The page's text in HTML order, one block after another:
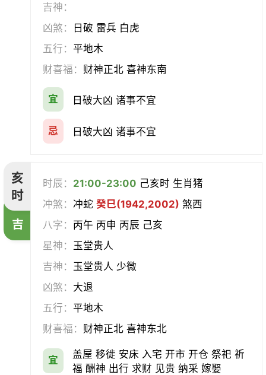
吉神：
凶煞：
日破 雷兵 白虎
五行：平地木
财喜福： 财神正北 喜神东南
宜 日破大凶 诸事不宜
忌 日破大凶 诸事不宜
亥
时
吉
时辰： 21:00-23:00 己亥时 生肖猪
冲煞：冲蛇癸巳(1942,2002) 煞西
八字： 丙午 丙申 丙辰 己亥
星神： 玉堂贵人
吉神： 玉堂贵人 少微
凶煞： 大退
五行：平地木
财喜福： 财神正北 喜神东北
宜
盖屋 移徙 安床 入宅 开市 开仓 祭祀 祈
福 酬神 出行 求财 见贵 纳采 嫁娶